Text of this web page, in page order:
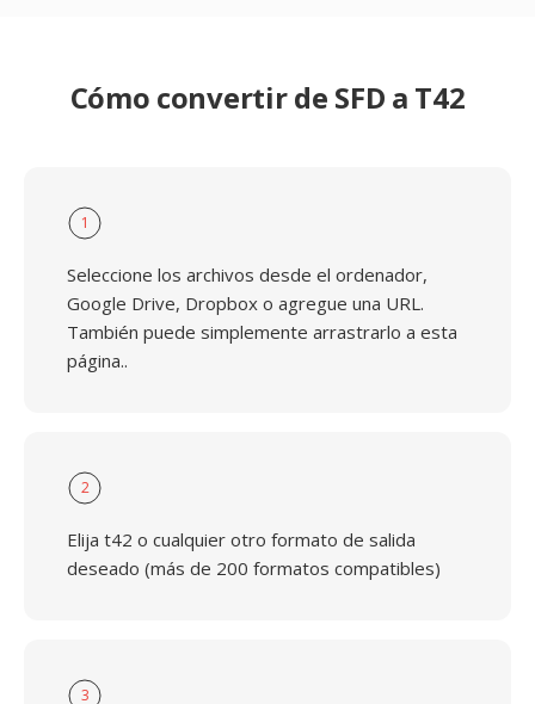
Cómo convertir de SFD a T42
1
Seleccione los archivos desde el ordenador,
Google Drive, Dropbox o agregue una URL.
También puede simplemente arrastrarlo a esta
página..
2
Elija t42 o cualquier otro formato de salida
deseado (más de 200 formatos compatibles)
3